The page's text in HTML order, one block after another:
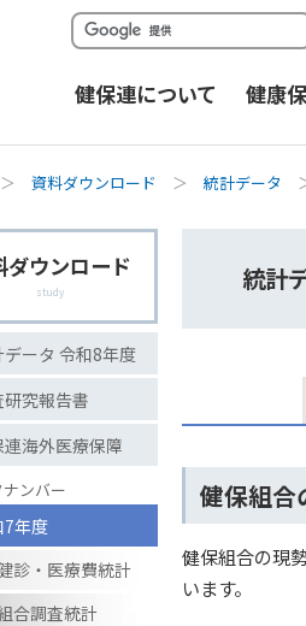
健保連について 健康
資料ダウンロード ＞ 統計データ
統計
健保組合
健保組合の現
います。
ダウンロード
study
データ 令和8年度
研究報告書
連海外医療保障
ンバー
7年度
診・医療費統計
合調査統計